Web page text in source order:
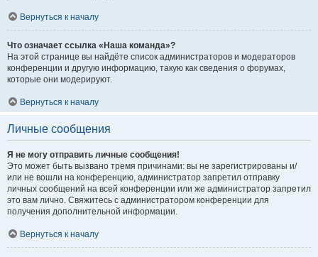
Вернуться к началу
Что означает ссылка «Наша команда»?
На этой странице вы найдёте список администраторов и модераторов
конференции и другую информацию, такую как сведения о форумах,
которые они модерируют.
Вернуться к началу
Личные сообщения
Я не могу отправить личные сообщения!
Это может быть вызвано тремя причинами: вы не зарегистрированы и/
или не вошли на конференцию, администратор запретил отправку
личных сообщений на всей конференции или же администратор запретил
это вам лично. Свяжитесь с администратором конференции для
получения дополнительной информации.
Вернуться к началу